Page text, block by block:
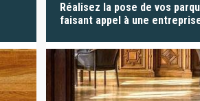
Réalisez la pose de vos
faisant appel à une